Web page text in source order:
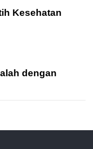
Kesehatan
dengan